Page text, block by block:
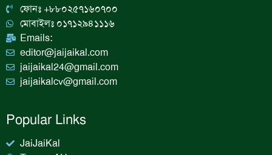
a
m
n
ফোনঃ +৮৮০২৫৭১৬০৭০০
মোবাইলঃ ০১৭১২৯৪১১১৬
Emails:
editor@jaijaikal.com
jaijaikal24@gmail.com
jaijaikalcv@gmail.com
Popular Links
JaiJaiKal